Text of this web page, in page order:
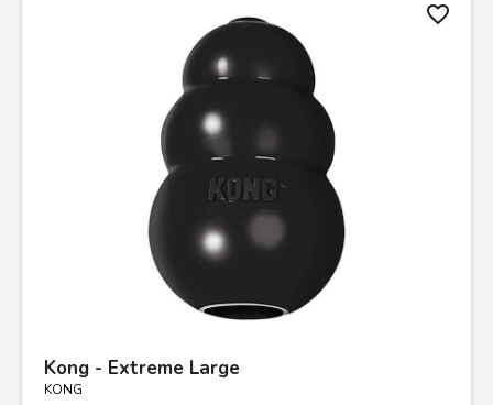
favorite_border
Kong - Extreme Large
KONG